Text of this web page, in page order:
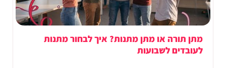
מתן תורה או מתן מתנות? איך לבחור מתנות
לעובדים לשבועות